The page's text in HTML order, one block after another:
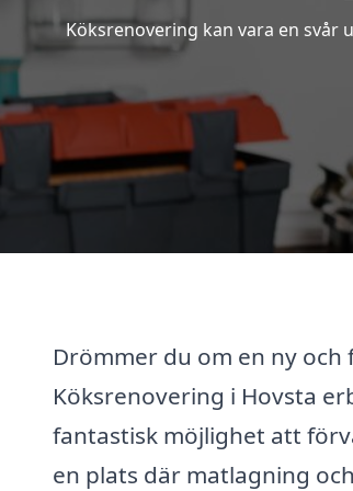
Köksrenovering kan vara en svår
Drömmer du om en ny och
Köksrenovering i Hovsta
fantastisk möjlighet att
en plats där matlagning